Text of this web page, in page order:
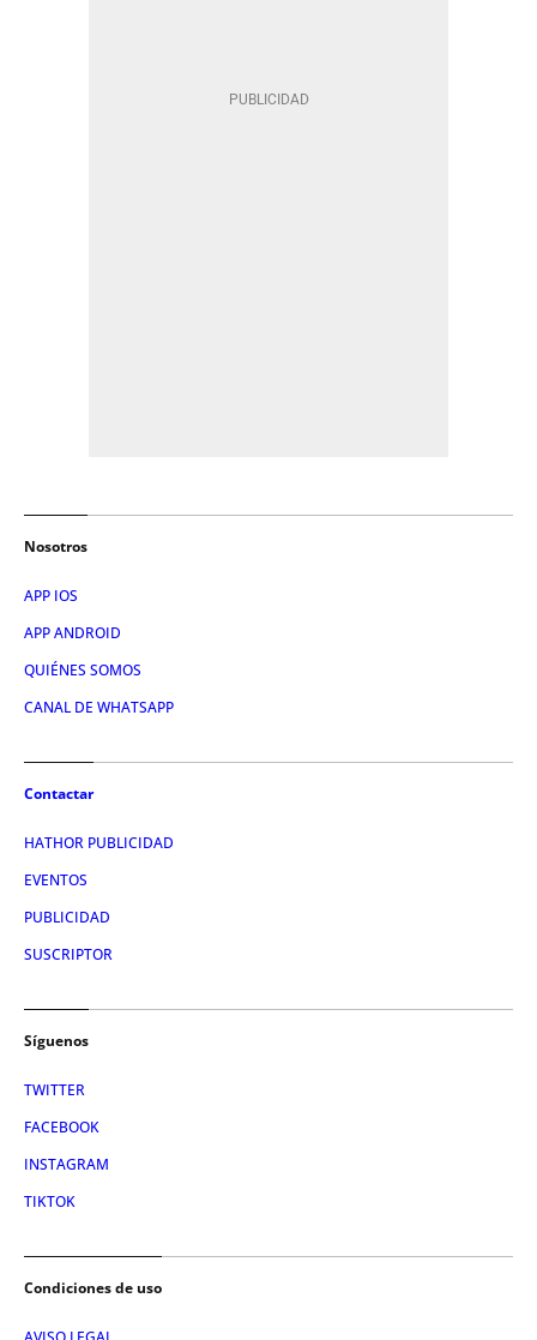
Nosotros
APP IOS
APP ANDROID
QUIÉNES SOMOS
CANAL DE WHATSAPP
Contactar
HATHOR PUBLICIDAD
EVENTOS
PUBLICIDAD
SUSCRIPTOR
Síguenos
TWITTER
FACEBOOK
INSTAGRAM
TIKTOK
Condiciones de uso